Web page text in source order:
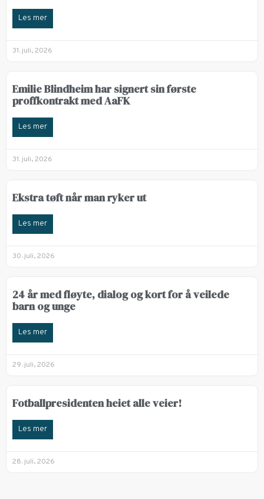
Les mer
31. juli, 2026
Emilie Blindheim har signert sin første
proffkontrakt med AaFK
Les mer
31. juli, 2026
Ekstra tøft når man ryker ut
Les mer
30. juli, 2026
24 år med fløyte, dialog og kort for å veilede
barn og unge
Les mer
29. juli, 2026
Fotballpresidenten heiet alle veier!
Les mer
28. juli, 2026